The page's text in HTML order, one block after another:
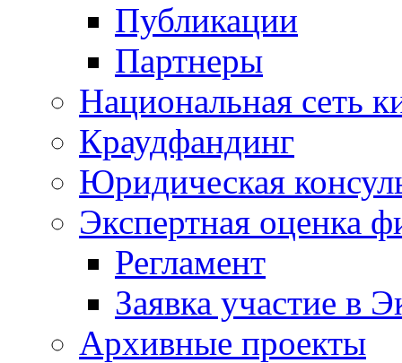
Публикации
Партнеры
Национальная сеть
Краудфандинг
Юридическая
Экспертная оценка
Регламент
Заявка участие в
Архивные проекты